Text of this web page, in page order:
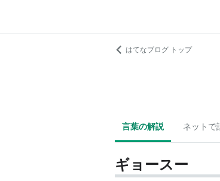
はてなブログ トップ
言葉の解説 ネットで
ギョースー